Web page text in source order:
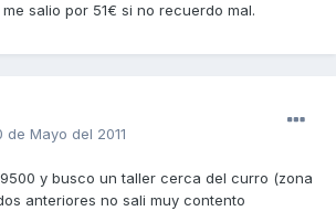
salio por 51€ si no recuerdo mal.
de Mayo del 2011
y busco un taller cerca del curro (zona
anteriores no sali muy contento